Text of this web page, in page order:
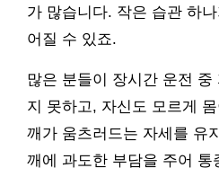
가 많습니다. 작은 습관 하
어질 수 있죠.
많은 분들이 장시간 운전
지 못하고, 자신도 모르게
깨가 움츠러드는 자세를 유
깨에 과도한 부담을 주어 통